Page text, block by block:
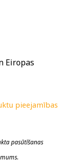
Eiropas
pieejamības
pasūtīšanas